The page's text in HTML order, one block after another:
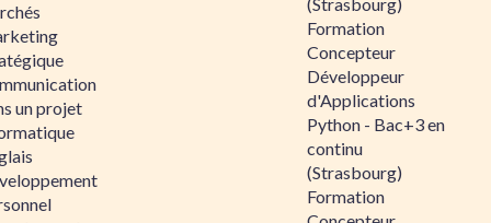
un projet
Formation
Concepteur
Développeur
d'Applications
Python - Bac+3 en
continu
(Strasbourg)
Formation